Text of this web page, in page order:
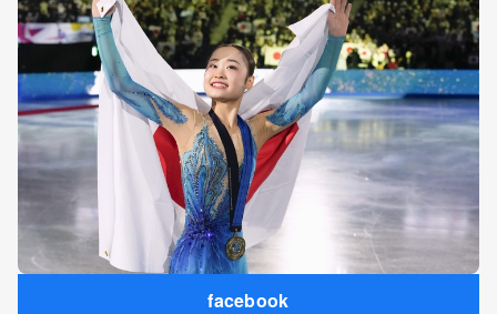
facebook